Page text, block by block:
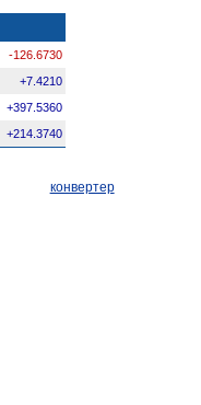
-126.6730
+7.4210
+397.5360
+214.3740
конвертер